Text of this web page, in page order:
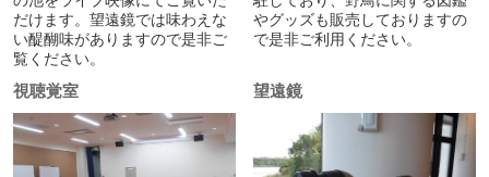
だけます。望遠鏡では味わえな
い醍醐味がありますので是非ご
覧ください。
やグッズも販売しておりますの
で是非ご利用ください。
視聴覚室 望遠鏡